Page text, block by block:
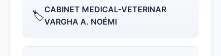
🏷️CABINET MEDICAL-VETERINAR
VARGHA A. NOÉMI